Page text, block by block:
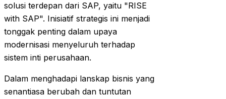
solusi terdepan dari SAP, yaitu "RISE
with SAP". Inisiatif strategis ini menjadi
tonggak penting dalam upaya
modernisasi menyeluruh terhadap
sistem inti perusahaan.
Dalam menghadapi lanskap bisnis yang
senantiasa berubah dan tuntutan